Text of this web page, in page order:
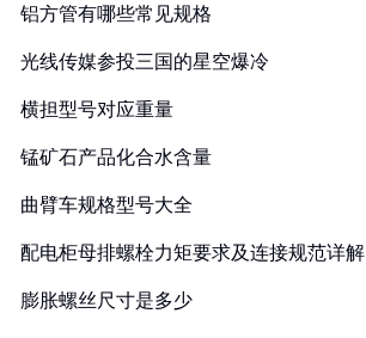
铝方管有哪些常见规格
光线传媒参投三国的星空爆冷
横担型号对应重量
锰矿石产品化合水含量
曲臂车规格型号大全
配电柜母排螺栓力矩要求及连接规范详解
膨胀螺丝尺寸是多少